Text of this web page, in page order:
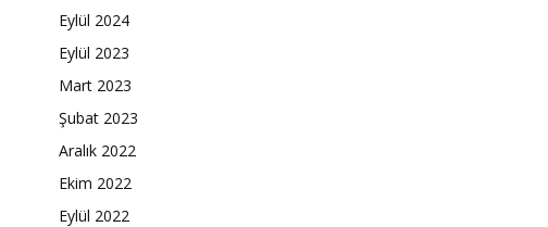
Eylül 2024
Eylül 2023
Mart 2023
Şubat 2023
Aralık 2022
Ekim 2022
Eylül 2022